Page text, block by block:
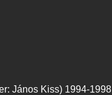
János Kiss) 1994-1998